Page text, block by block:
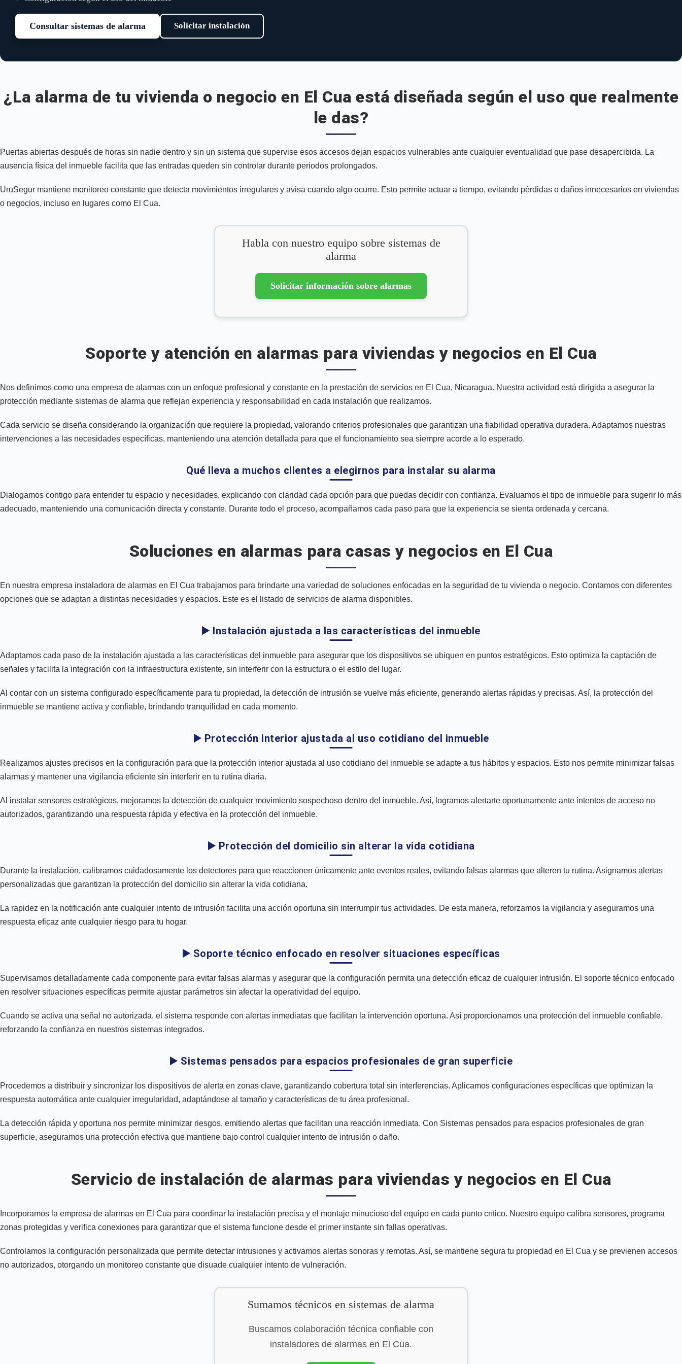
Consultar sistemas de alarma Solicitar instalación
¿La alarma de tu vivienda o negocio en El Cua está diseñada según el uso que realmente
le das?
Puertas abiertas después de horas sin nadie dentro y sin un sistema que supervise esos accesos dejan espacios vulnerables ante cualquier eventualidad que pase desapercibida. La
ausencia física del inmueble facilita que las entradas queden sin controlar durante periodos prolongados.
UruSegur mantiene monitoreo constante que detecta movimientos irregulares y avisa cuando algo ocurre. Esto permite actuar a tiempo, evitando pérdidas o daños innecesarios en viviendas
o negocios, incluso en lugares como El Cua.
Habla con nuestro equipo sobre sistemas de
alarma
Solicitar información sobre alarmas
Soporte y atención en alarmas para viviendas y negocios en El Cua
Nos definimos como una empresa de alarmas con un enfoque profesional y constante en la prestación de servicios en El Cua, Nicaragua. Nuestra actividad está dirigida a asegurar la
protección mediante sistemas de alarma que reflejan experiencia y responsabilidad en cada instalación que realizamos.
Cada servicio se diseña considerando la organización que requiere la propiedad, valorando criterios profesionales que garantizan una fiabilidad operativa duradera. Adaptamos nuestras
intervenciones a las necesidades específicas, manteniendo una atención detallada para que el funcionamiento sea siempre acorde a lo esperado.
Qué lleva a muchos clientes a elegirnos para instalar su alarma
Dialogamos contigo para entender tu espacio y necesidades, explicando con claridad cada opción para que puedas decidir con confianza. Evaluamos el tipo de inmueble para sugerir lo más
adecuado, manteniendo una comunicación directa y constante. Durante todo el proceso, acompañamos cada paso para que la experiencia se sienta ordenada y cercana.
Soluciones en alarmas para casas y negocios en El Cua
En nuestra empresa instaladora de alarmas en El Cua trabajamos para brindarte una variedad de soluciones enfocadas en la seguridad de tu vivienda o negocio. Contamos con diferentes
opciones que se adaptan a distintas necesidades y espacios. Este es el listado de servicios de alarma disponibles.
▶️ Instalación ajustada a las características del inmueble
Adaptamos cada paso de la instalación ajustada a las características del inmueble para asegurar que los dispositivos se ubiquen en puntos estratégicos. Esto optimiza la captación de
señales y facilita la integración con la infraestructura existente, sin interferir con la estructura o el estilo del lugar.
Al contar con un sistema configurado específicamente para tu propiedad, la detección de intrusión se vuelve más eficiente, generando alertas rápidas y precisas. Así, la protección del
inmueble se mantiene activa y confiable, brindando tranquilidad en cada momento.
▶️ Protección interior ajustada al uso cotidiano del inmueble
Realizamos ajustes precisos en la configuración para que la protección interior ajustada al uso cotidiano del inmueble se adapte a tus hábitos y espacios. Esto nos permite minimizar falsas
alarmas y mantener una vigilancia eficiente sin interferir en tu rutina diaria.
Al instalar sensores estratégicos, mejoramos la detección de cualquier movimiento sospechoso dentro del inmueble. Así, logramos alertarte oportunamente ante intentos de acceso no
autorizados, garantizando una respuesta rápida y efectiva en la protección del inmueble.
▶️ Protección del domicilio sin alterar la vida cotidiana
Durante la instalación, calibramos cuidadosamente los detectores para que reaccionen únicamente ante eventos reales, evitando falsas alarmas que alteren tu rutina. Asignamos alertas
personalizadas que garantizan la protección del domicilio sin alterar la vida cotidiana.
La rapidez en la notificación ante cualquier intento de intrusión facilita una acción oportuna sin interrumpir tus actividades. De esta manera, reforzamos la vigilancia y aseguramos una
respuesta eficaz ante cualquier riesgo para tu hogar.
▶️ Soporte técnico enfocado en resolver situaciones específicas
Supervisamos detalladamente cada componente para evitar falsas alarmas y asegurar que la configuración permita una detección eficaz de cualquier intrusión. El soporte técnico enfocado
en resolver situaciones específicas permite ajustar parámetros sin afectar la operatividad del equipo.
Cuando se activa una señal no autorizada, el sistema responde con alertas inmediatas que facilitan la intervención oportuna. Así proporcionamos una protección del inmueble confiable,
reforzando la confianza en nuestros sistemas integrados.
▶️ Sistemas pensados para espacios profesionales de gran superficie
Procedemos a distribuir y sincronizar los dispositivos de alerta en zonas clave, garantizando cobertura total sin interferencias. Aplicamos configuraciones específicas que optimizan la
respuesta automática ante cualquier irregularidad, adaptándose al tamaño y características de tu área profesional.
La detección rápida y oportuna nos permite minimizar riesgos, emitiendo alertas que facilitan una reacción inmediata. Con Sistemas pensados para espacios profesionales de gran
superficie, aseguramos una protección efectiva que mantiene bajo control cualquier intento de intrusión o daño.
Servicio de instalación de alarmas para viviendas y negocios en El Cua
Incorporamos la empresa de alarmas en El Cua para coordinar la instalación precisa y el montaje minucioso del equipo en cada punto crítico. Nuestro equipo calibra sensores, programa
zonas protegidas y verifica conexiones para garantizar que el sistema funcione desde el primer instante sin fallas operativas.
Controlamos la configuración personalizada que permite detectar intrusiones y activamos alertas sonoras y remotas. Así, se mantiene segura tu propiedad en El Cua y se previenen accesos
no autorizados, otorgando un monitoreo constante que disuade cualquier intento de vulneración.
Sumamos técnicos en sistemas de alarma
Buscamos colaboración técnica confiable con
instaladores de alarmas en El Cua.